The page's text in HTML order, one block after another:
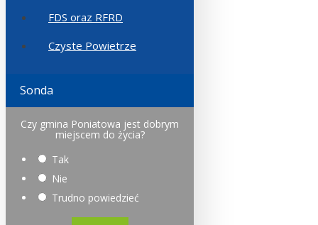
FDS oraz RFRD
Czyste Powietrze
Sonda
Czy gmina Poniatowa jest dobrym
miejscem do życia?
Tak
Nie
Trudno powiedzieć